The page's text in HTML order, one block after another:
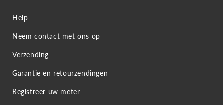
Help
Neem contact met ons op
Verzending
Garantie en retourzendingen
Registreer uw meter